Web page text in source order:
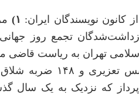
کانون نویسندگان ایران: ۱)
تجمع روز جهانی
اسلامی تهران به ریاست قاضی
تعزیری و ۱۴۸ ضربه
که نزدیک به یک سال